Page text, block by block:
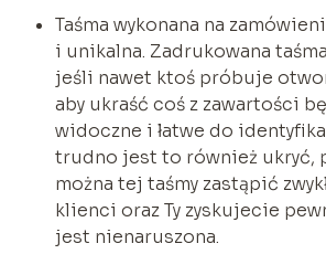
Taśma wykonana na
i unikalna. Zadrukowana
jeśli nawet ktoś próbuje
aby ukraść coś z zawartości
widoczne i łatwe do
trudno jest to również ukryć,
można tej taśmy zastąpić
klienci oraz Ty zyskujecie
jest nienaruszona.